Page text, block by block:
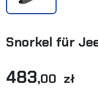
Snorkel für
483,00 zł